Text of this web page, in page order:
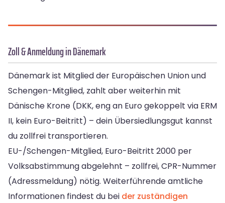
Zoll & Anmeldung in Dänemark
Dänemark ist Mitglied der Europäischen Union und
Schengen-Mitglied, zahlt aber weiterhin mit
Dänische Krone (DKK, eng an Euro gekoppelt via ERM
II, kein Euro-Beitritt) – dein Übersiedlungsgut kannst
du zollfrei transportieren.
EU-/Schengen-Mitglied, Euro-Beitritt 2000 per
Volksabstimmung abgelehnt – zollfrei, CPR-Nummer
(Adressmeldung) nötig. Weiterführende amtliche
Informationen findest du bei der zuständigen